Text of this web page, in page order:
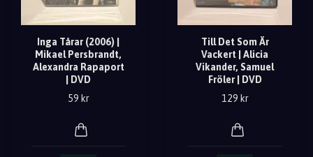
Inga Tårar (2006) |
Mikael Persbrandt,
Alexandra Rapaport
| DVD
59 kr
Till Det Som Är
Vackert | Alicia
Vikander, Samuel
Fröler | DVD
129 kr